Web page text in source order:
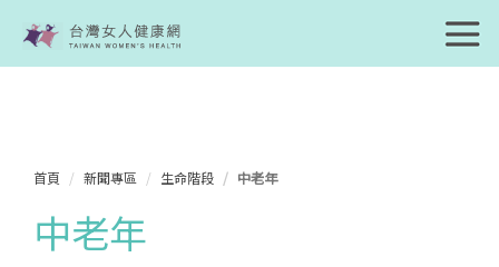
首頁 新聞專區 生命階段 中老年
中老年